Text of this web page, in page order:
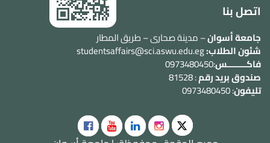
اتصل بنا
جامعة أسوان– مدينة صحارى – طريق المطار
شئون الطلاب:studentsaffairs@sci.aswu.edu.eg
فاكــــــــس:0973480450
صندوق بريد رقم: 81528
تليفون: 0973480450